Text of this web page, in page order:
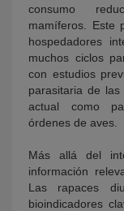
consumo
mamíferos. Este
hospedadores
muchos ciclos
con estudios
parasitaria de
actual como
órdenes de aves.
Más allá del
información
Las rapaces
bioindicadores